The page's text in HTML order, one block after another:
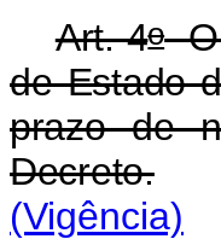
Art. 4oO
de Estado
prazo de
Decreto.
(Vigência)